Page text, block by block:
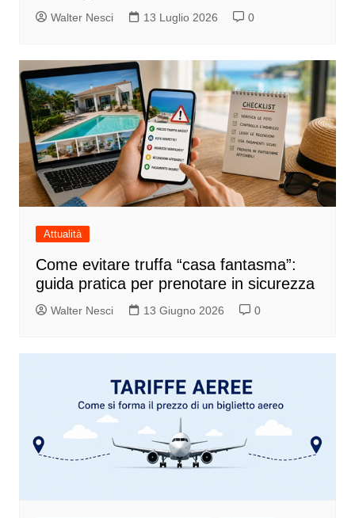
Walter Nesci 13 Luglio 2026 0
Attualità
Come evitare truffa “casa fantasma”:
guida pratica per prenotare in sicurezza
Walter Nesci 13 Giugno 2026 0